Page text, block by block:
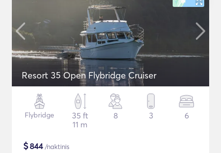
Resort 35 Open Flybridge Cruiser
Flybridge
35 ft
11 m
8 3 6
$844/naktinis